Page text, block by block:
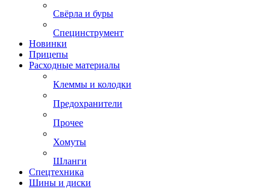
Свёрла и буры
Специнструмент
Новинки
Прицепы
Расходные материалы
Клеммы и колодки
Предохранители
Прочее
Хомуты
Шланги
Спецтехника
Шины и диски